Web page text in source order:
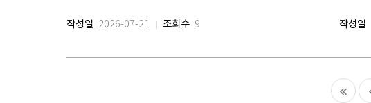
작성일 2026-07-21 조회수 9 작성일